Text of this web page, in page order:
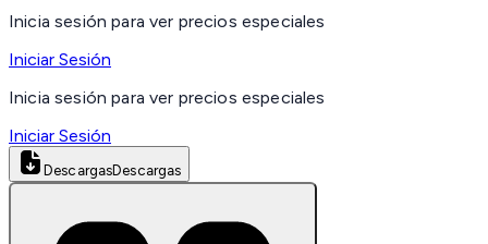
Inicia sesión para ver precios especiales
Iniciar Sesión
Inicia sesión para ver precios especiales
Iniciar Sesión
DescargasDescargas